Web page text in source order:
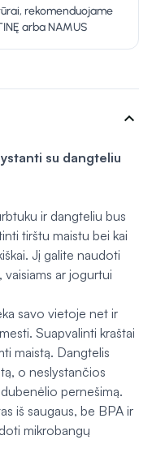
rekomenduojame
arba NAMUS
expand_more
su dangteliu
ir dangteliu bus
tirštu maistu bei kai
Jį galite naudoti
ar jogurtui
savo vietoje net ir
Suapvalinti kraštai
maistą. Dangtelis
o neslystančios
pernešimą.
iš saugaus, be BPA ir
mikrobangų